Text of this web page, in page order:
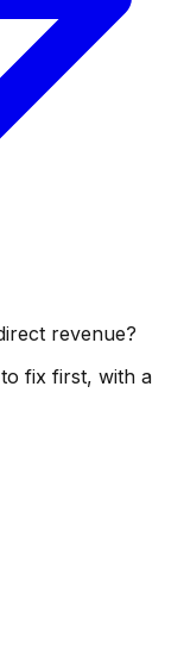
revenue?
fix first, with a